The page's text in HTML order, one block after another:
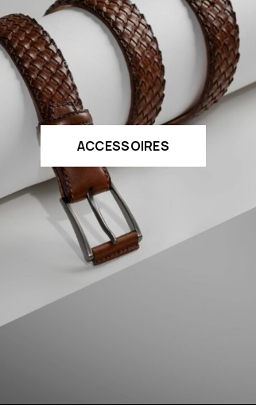
ACCESSOIRES